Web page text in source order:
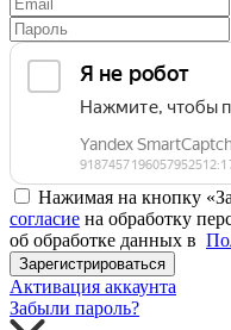
Нажимая на кнопку
согласие на обработку
об обработке данных в
Зарегистрироваться
Активация аккаунта
Забыли пароль?